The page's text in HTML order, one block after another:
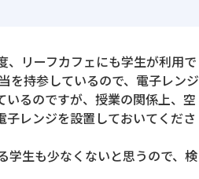
、リーフカフェにも学生が利用で
を持参しているので、電子レンジ
るのですが、授業の関係上、空
レンジを設置しておいてくださ
学生も少なくないと思うので、検